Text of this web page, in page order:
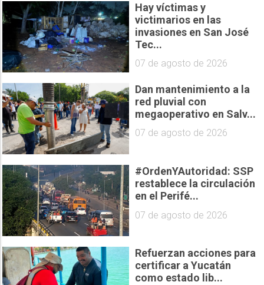
Hay víctimas y
victimarios en las
invasiones en San José
Tec...
07 de agosto de 2026
Dan mantenimiento a la
red pluvial con
megaoperativo en Salv...
07 de agosto de 2026
#OrdenYAutoridad: SSP
restablece la circulación
en el Perifé...
07 de agosto de 2026
Refuerzan acciones para
certificar a Yucatán
como estado lib...